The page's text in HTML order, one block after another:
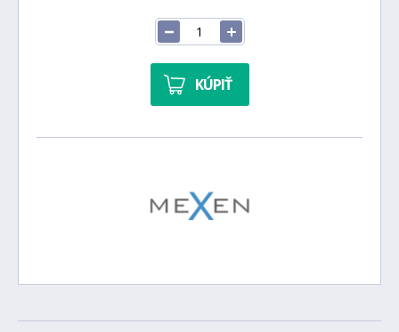
KÚPIŤ